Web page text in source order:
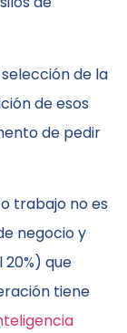
de la
de esos
de pedir
trabajo no es
negocio y
que
tiene